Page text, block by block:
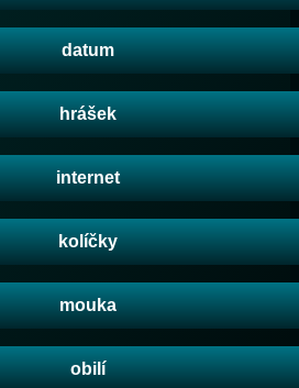
datum
hrášek
internet
kolíčky
mouka
obilí